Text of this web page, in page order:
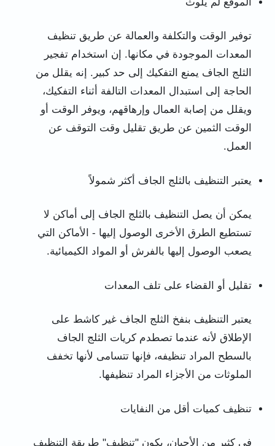
توفير الوقت والتكلفة والعمالة عن طريق تنظيف
المعدات الموجودة في مكانها. إن استخدام تفجير
الثلج الجاف يمنع التفكيك إلى حد كبير. إنه يقلل من
الحاجة إلى استبدال المعدات التالفة أثناء التفكيك،
ويقلل من إصابة العمال وإرهاقهم، ويوفر الوقت أو
الوقت الثمين عن طريق تقليل وقت التوقف عن
العمل.
يعتبر التنظيف بالثلج الجاف أكثر شمولاً
يمكن أن يصل التنظيف بالثلج الجاف إلى أماكن لا
تستطيع الطرق الأخرى الوصول إليها - الأماكن التي
يصعب الوصول إليها بالفرش أو المواد الكيميائية.
تقليل أو القضاء على تلف المعدات
يعتبر التنظيف بنفخ الثلج الجاف غير كاشط على
الإطلاق لأنه عندما تصطدم كريات الثلج الجاف
بالسطح المراد تنظيفه، فإنها تتسامى لأنها تخفف
الملوثات من الأجزاء المراد تنظيفها.
تنظيف كميات أقل من النفايات
في كثير من الأحيان، يكون "تنظيف" طريقة التنظيف